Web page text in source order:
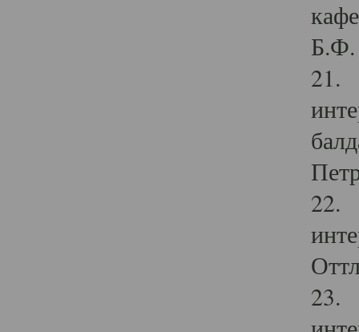
Б.Ф.
21.
22.
23.